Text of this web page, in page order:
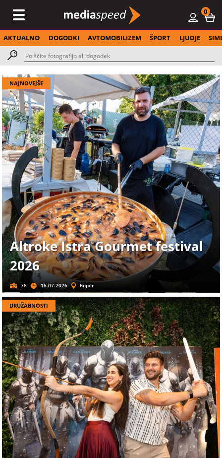
0
AKTUALNO DOGODKI AVTOMOBILIZEM ŠPORT LJUDJE
NAJNOVEJŠE
Altroke Istra Gourmet festival
2026
76 16.07.2026 Koper
DRUŽABNOSTI